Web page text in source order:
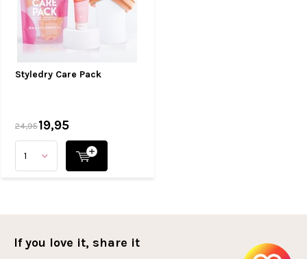
Styledry Care Pack
24,9519,95
If you love it, share it